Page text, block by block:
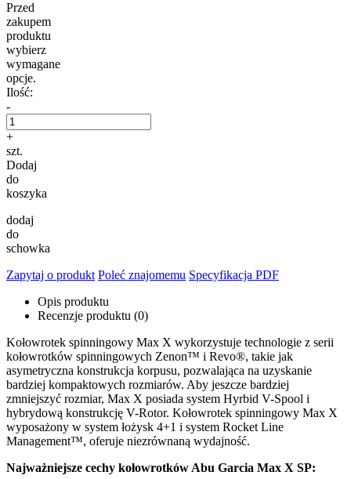
Przed
zakupem
produktu
wybierz
wymagane
opcje.
Ilość:
-
+
szt.
Dodaj
do
koszyka
dodaj
do
schowka
Zapytaj o produkt Poleć znajomemu Specyfikacja PDF
Opis produktu
Recenzje produktu (0)
Kołowrotek spinningowy Max X wykorzystuje technologie z serii
kołowrotków spinningowych Zenon™ i Revo®, takie jak
asymetryczna konstrukcja korpusu, pozwalająca na uzyskanie
bardziej kompaktowych rozmiarów. Aby jeszcze bardziej
zmniejszyć rozmiar, Max X posiada system Hyrbid V-Spool i
hybrydową konstrukcję V-Rotor. Kołowrotek spinningowy Max X
wyposażony w system łożysk 4+1 i system Rocket Line
Management™, oferuje niezrównaną wydajność.
Najważniejsze cechy kołowrotków Abu Garcia Max X SP: